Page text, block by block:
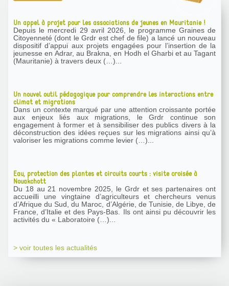
Un appel à projet pour les associations de jeunes en Mauritanie !
Depuis le mercredi 29 avril 2026, le programme Graines de
Citoyenneté (dont le Grdr est chef de file) a lancé un nouveau
dispositif d’appui aux projets engagées pour l’insertion de la
jeunesse en Adrar, au Brakna, en Hodh el Gharbi et au Tagant
(Mauritanie) à travers deux (…)...
Un nouvel outil pédagogique pour comprendre les interactions entre
climat et migrations
Dans un contexte marqué par une attention croissante portée
aux enjeux liés aux migrations, le Grdr continue son
engagement à former et à sensibiliser des publics divers à la
déconstruction des idées reçues sur les migrations ainsi qu’à
valoriser les migrations comme levier (…)...
Eau, protection des plantes et circuits courts : visite croisée à
Nouakchott
Du 18 au 21 novembre 2025, le Grdr et ses partenaires ont
accueilli une vingtaine d’agriculteurs et chercheurs venus
d’Afrique du Sud, du Maroc, d’Algérie, de Tunisie, de Libye, de
France, d’Italie et des Pays-Bas. Ils ont ainsi pu découvrir les
activités du « Laboratoire (…)...
> voir toutes les actualités